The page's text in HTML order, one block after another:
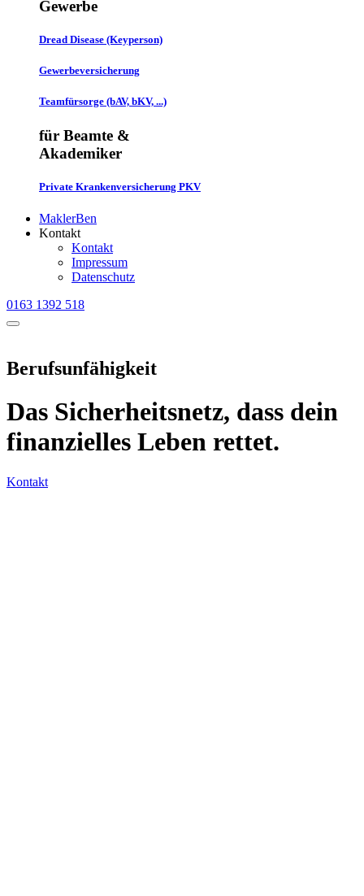
Gewerbe
Dread Disease (Keyperson)
Gewerbeversicherung
Teamfürsorge (bAV, bKV, ...)
für Beamte &
Akademiker
Private Krankenversicherung PKV
MaklerBen
Kontakt
Kontakt
Impressum
Datenschutz
0163 1392 518
Berufsunfähigkeit
Das Sicherheitsnetz, dass dein
finanzielles Leben rettet.
Kontakt